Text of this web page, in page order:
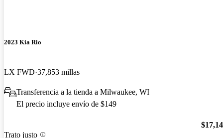
2023 Kia Rio
LX FWD 37,853 millas
Transferencia a la tienda a Milwaukee, WI
El precio incluye envío de $149
Trato justo